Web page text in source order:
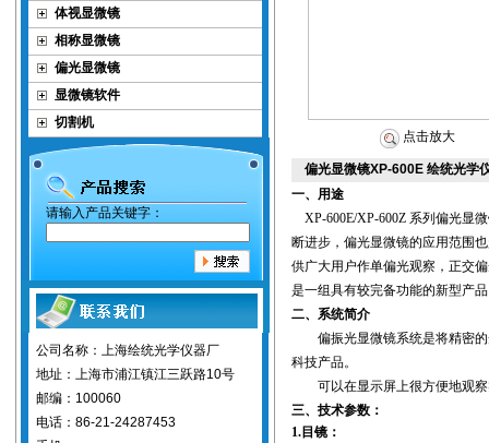
体视显微镜
相称显微镜
偏光显微镜
显微镜软件
切割机
请输入产品关键字：
公司名称：上海绘统光学仪器厂
地址：上海市浦江镇江三跃路10号
邮编：100060
电话：86-21-24287453
点击放大
偏光显微镜XP-600E 绘统光学
一、用途
XP-600E/XP-600Z 系列 偏光显
断进步，偏光显微镜的应用范围
供广大用户作单偏光观察，正交
是一组具有较完备功能的新型产品
二、系统简介
偏振光显微镜系统是将精密
科技产品。
可以在显示屏上很方便地观
三、技术参数：
1.目镜：